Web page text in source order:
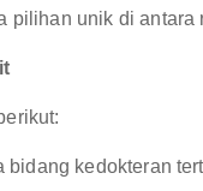
pilihan unik di antara
kedokteran